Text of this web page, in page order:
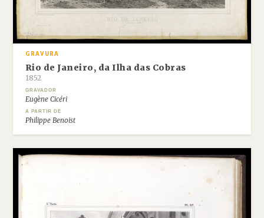
GRAVURA
Rio de Janeiro, da Ilha das Cobras
1852
GRAVADOR
Eugène Cicéri
A PARTIR DE
Philippe Benoist